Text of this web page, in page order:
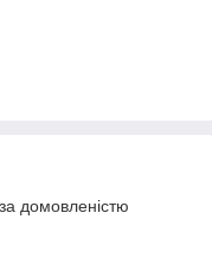
домовленістю